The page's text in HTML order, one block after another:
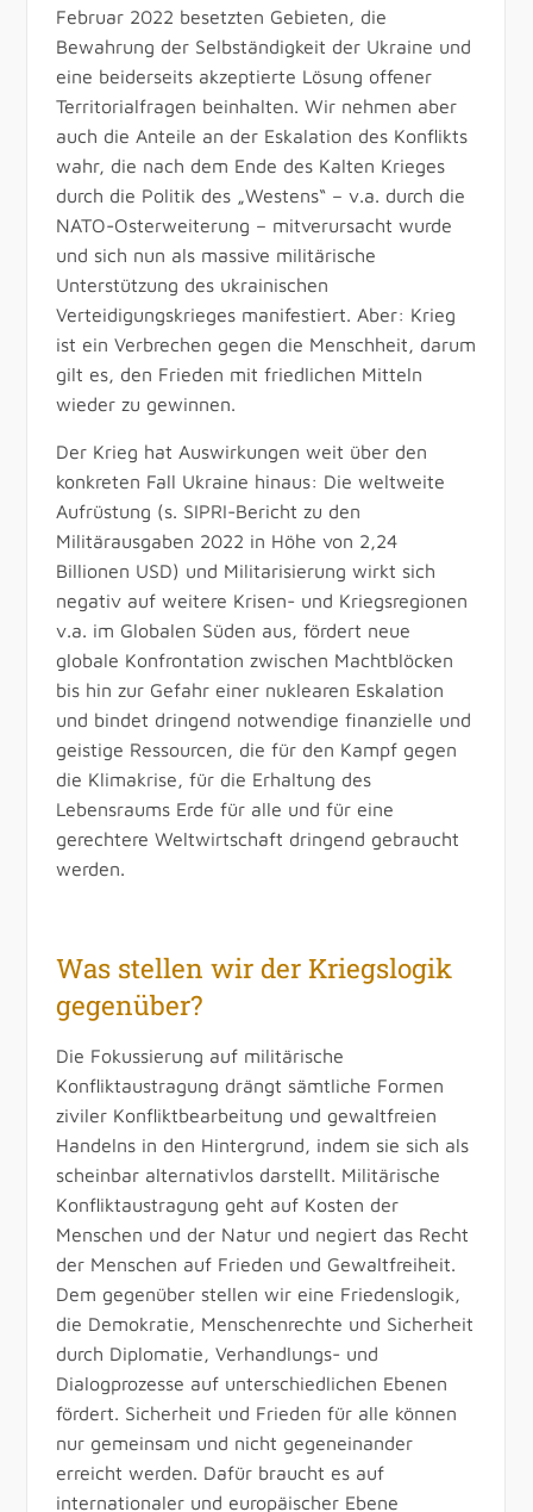
Februar 2022 besetzten Gebieten, die
Bewahrung der Selbständigkeit der Ukraine und
eine beiderseits akzeptierte Lösung offener
Territorialfragen beinhalten. Wir nehmen aber
auch die Anteile an der Eskalation des Konflikts
wahr, die nach dem Ende des Kalten Krieges
durch die Politik des „Westens“ – v.a. durch die
NATO-Osterweiterung – mitverursacht wurde
und sich nun als massive militärische
Unterstützung des ukrainischen
Verteidigungskrieges manifestiert. Aber: Krieg
ist ein Verbrechen gegen die Menschheit, darum
gilt es, den Frieden mit friedlichen Mitteln
wieder zu gewinnen.
Der Krieg hat Auswirkungen weit über den
konkreten Fall Ukraine hinaus: Die weltweite
Aufrüstung (s. SIPRI-Bericht zu den
Militärausgaben 2022 in Höhe von 2,24
Billionen USD) und Militarisierung wirkt sich
negativ auf weitere Krisen- und Kriegsregionen
v.a. im Globalen Süden aus, fördert neue
globale Konfrontation zwischen Machtblöcken
bis hin zur Gefahr einer nuklearen Eskalation
und bindet dringend notwendige finanzielle und
geistige Ressourcen, die für den Kampf gegen
die Klimakrise, für die Erhaltung des
Lebensraums Erde für alle und für eine
gerechtere Weltwirtschaft dringend gebraucht
werden.
Was stellen wir der Kriegslogik
gegenüber?
Die Fokussierung auf militärische
Konfliktaustragung drängt sämtliche Formen
ziviler Konfliktbearbeitung und gewaltfreien
Handelns in den Hintergrund, indem sie sich als
scheinbar alternativlos darstellt. Militärische
Konfliktaustragung geht auf Kosten der
Menschen und der Natur und negiert das Recht
der Menschen auf Frieden und Gewaltfreiheit.
Dem gegenüber stellen wir eine Friedenslogik,
die Demokratie, Menschenrechte und Sicherheit
durch Diplomatie, Verhandlungs- und
Dialogprozesse auf unterschiedlichen Ebenen
fördert. Sicherheit und Frieden für alle können
nur gemeinsam und nicht gegeneinander
erreicht werden. Dafür braucht es auf
internationaler und europäischer Ebene